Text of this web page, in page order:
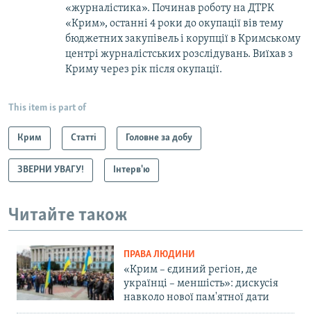
«журналістика». Починав роботу на ДТРК
«Крим», останні 4 роки до окупації вів тему
бюджетних закупівель і корупції в Кримському
центрі журналістських розслідувань. Виїхав з
Криму через рік після окупації.
This item is part of
Крим Статті Головне за добу
ЗВЕРНИ УВАГУ! Інтерв'ю
Читайте також
ПРАВА ЛЮДИНИ
«Крим – єдиний регіон, де
українці – меншість»: дискусія
навколо нової пам'ятної дати